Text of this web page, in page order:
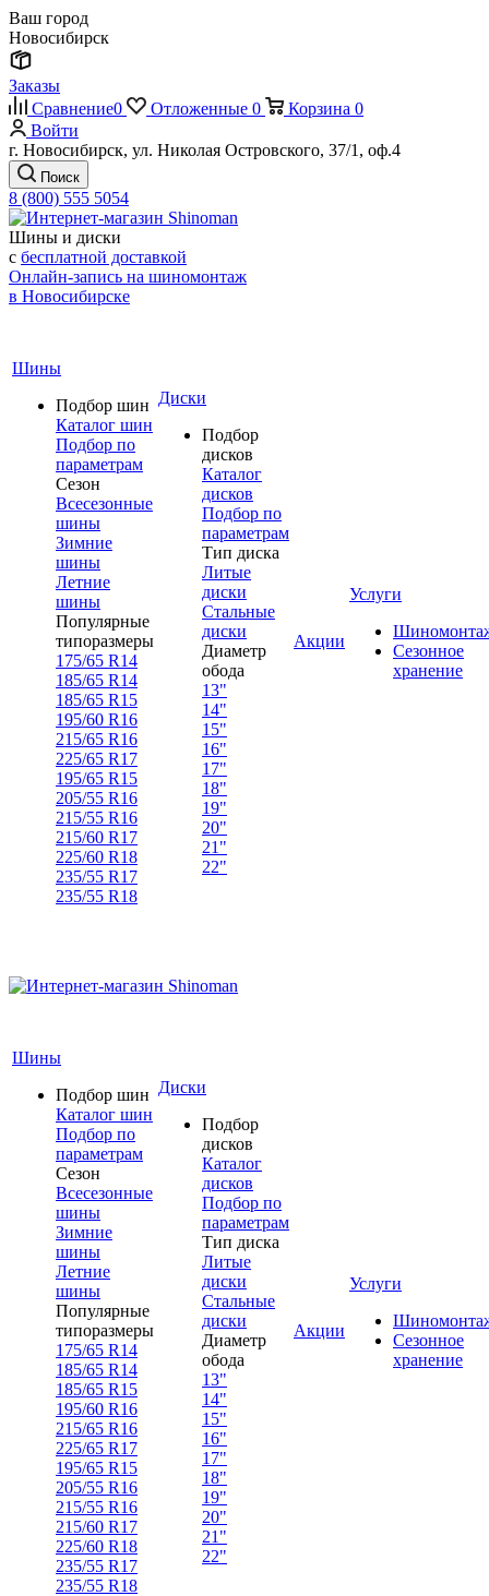
Ваш город
Новосибирск
Заказы
Сравнение0 Отложенные 0 Корзина 0
Войти
г. Новосибирск, ул. Николая Островского, 37/1, оф.4
Поиск
8 (800) 555 5054
Шины и диски
с бесплатной доставкой
Онлайн-запись на шиномонтаж
в Новосибирске
Шины
Подбор шин
Каталог шин
Подбор по
параметрам
Сезон
Всесезонные
шины
Зимние
шины
Летние
шины
Популярные
типоразмеры
175/65 R14
185/65 R14
185/65 R15
195/60 R16
215/65 R16
225/65 R17
195/65 R15
205/55 R16
215/55 R16
215/60 R17
225/60 R18
235/55 R17
235/55 R18
Диски
Подбор
дисков
Каталог
дисков
Подбор по
параметрам
Тип диска
Литые
диски
Стальные
диски
Диаметр
обода
13"
14"
15"
16"
17"
18"
19"
20"
21"
22"
Акции
Услуги
Сезонное
хранение
Шины
Подбор шин
Каталог шин
Подбор по
параметрам
Сезон
Всесезонные
шины
Зимние
шины
Летние
шины
Популярные
типоразмеры
175/65 R14
185/65 R14
185/65 R15
195/60 R16
215/65 R16
225/65 R17
195/65 R15
205/55 R16
215/55 R16
215/60 R17
225/60 R18
235/55 R17
235/55 R18
Диски
Подбор
дисков
Каталог
дисков
Подбор по
параметрам
Тип диска
Литые
диски
Стальные
диски
Диаметр
обода
13"
14"
15"
16"
17"
18"
19"
20"
21"
22"
Акции
Услуги
Сезонное
хранение